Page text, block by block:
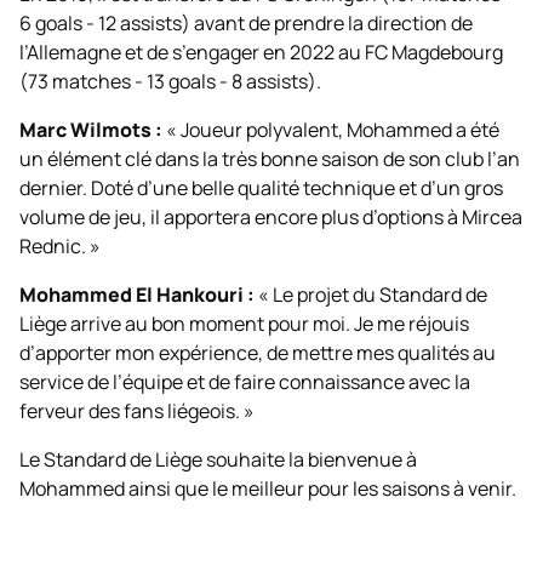
6 goals - 12 assists) avant de prendre la direction de
l’Allemagne et de s’engager en 2022 au FC Magdebourg
(73 matches - 13 goals - 8 assists).
Marc Wilmots : « Joueur polyvalent, Mohammed a été
un élément clé dans la très bonne saison de son club l’an
dernier. Doté d’une belle qualité technique et d’un gros
volume de jeu, il apportera encore plus d’options à Mircea
Rednic. »
Mohammed El Hankouri : « Le projet du Standard de
Liège arrive au bon moment pour moi. Je me réjouis
d’apporter mon expérience, de mettre mes qualités au
service de l’équipe et de faire connaissance avec la
ferveur des fans liégeois. »
Le Standard de Liège souhaite la bienvenue à
Mohammed ainsi que le meilleur pour les saisons à venir.